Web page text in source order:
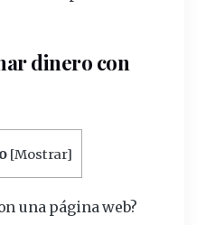
dinero con
[Mostrar]
una página web?